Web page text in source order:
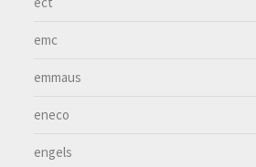
emc
emmaus
eneco
engels